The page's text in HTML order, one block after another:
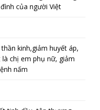
của người Việt
kinh,giảm huyết áp,
chị em phụ nữ, giảm
nấm